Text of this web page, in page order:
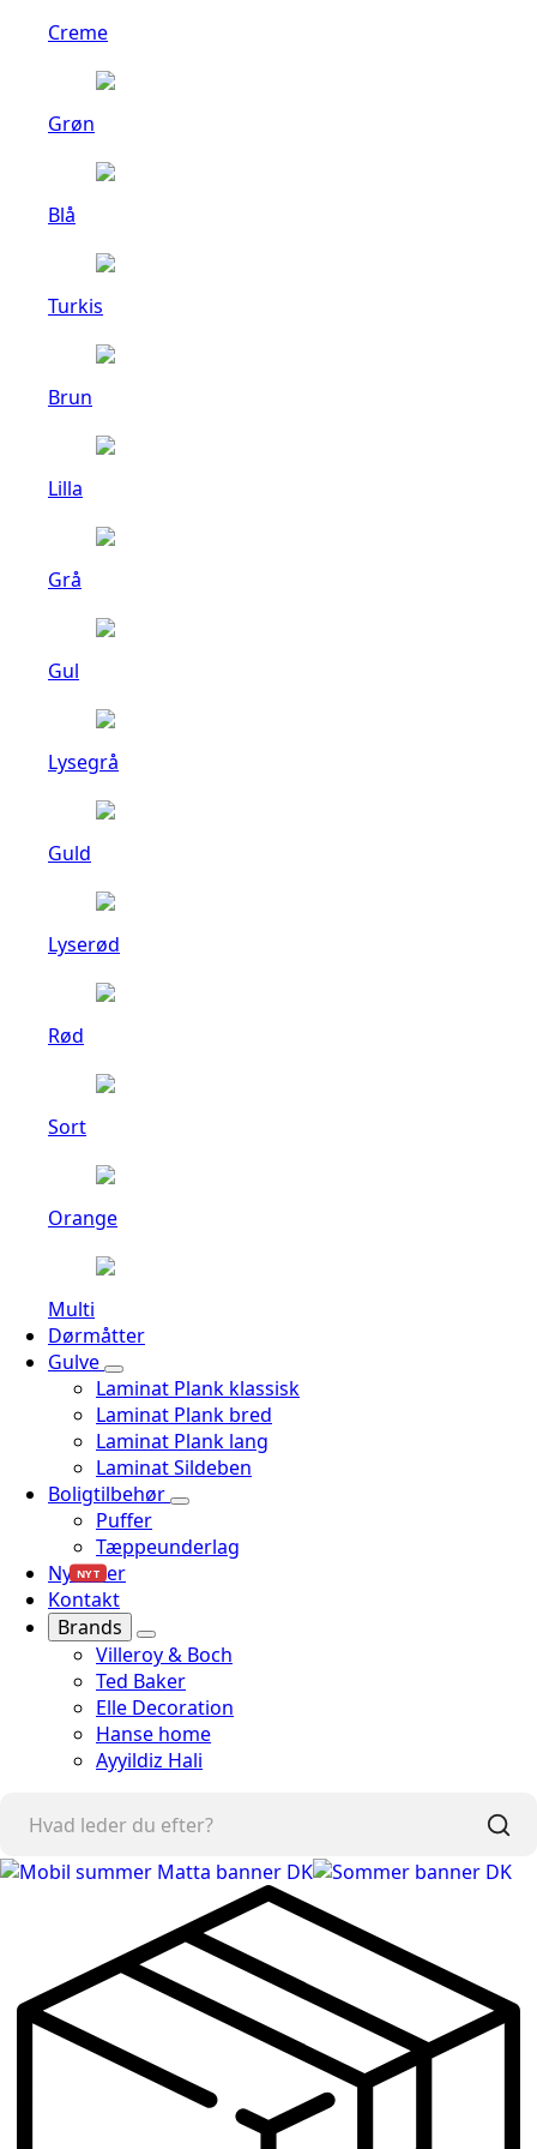
Creme
Grøn
Blå
Turkis
Brun
Lilla
Grå
Gul
Lysegrå
Guld
Lyserød
Rød
Sort
Orange
Multi
Dørmåtter
Gulve
Laminat Plank klassisk
Laminat Plank bred
Laminat Plank lang
Laminat Sildeben
Boligtilbehør
Puffer
Tæppeunderlag
Nyheder
NYT
Kontakt
Brands
Villeroy & Boch
Ted Baker
Elle Decoration
Hanse home
Ayyildiz Hali